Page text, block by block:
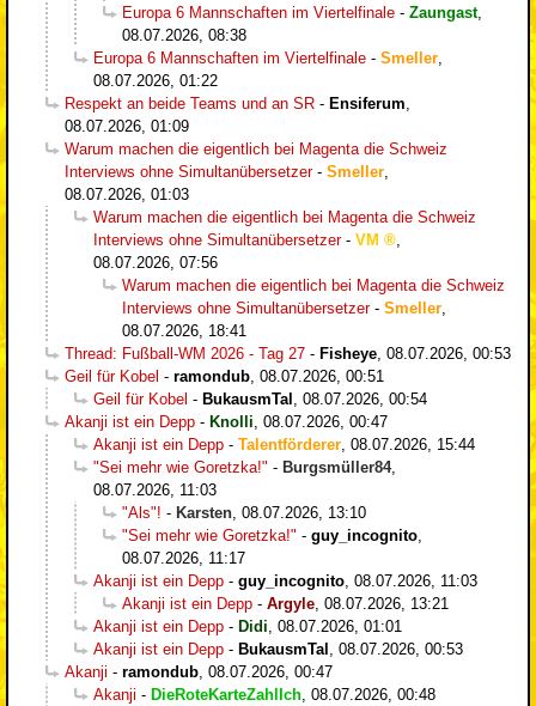
Europa 6 Mannschaften im Viertelfinale - Zaungast,
08.07.2026, 08:38
Europa 6 Mannschaften im Viertelfinale - Smeller
08.07.2026, 01:22
Respekt an beide Teams und an SR - Ensiferum
08.07.2026, 01:09
Warum machen die eigentlich bei Magenta die Schweiz
Interviews ohne Simultanübersetzer- Smeller
08.07.2026, 01:03
Warum machen die eigentlich bei Magenta die Schweiz
Interviews ohne Simultanübersetzer- VM
08.07.2026, 07:56
Warum machen die eigentlich bei Magenta die Schweiz
Interviews ohne Simultanübersetzer- Smeller
08.07.2026, 18:41
Thread: Fußball-WM 2026 - Tag 27 - Fisheye 08.07.2026, 00:53
Geil für Kobel - ramondub 08.07.2026, 00:51
Geil für Kobel - BukausmTal
08.07.2026, 00:54
Akanji ist ein Depp - Knolli 08.07.2026, 00:47
Akanji ist ein Depp - Talentförderer 08.07.2026, 15:44
"Sei mehr wie Goretzka!" - Burgsmüller84,
08.07.2026, 11:03
"Als"! - Karsten 08.07.2026, 13:10
"Sei mehr wie Goretzka!" - guy_incognito
08.07.2026, 11:17
Akanji ist ein Depp - guy_incognito 08.07.2026, 11:03
Akanji ist ein Depp - Argyle 08.07.2026, 13:21
Akanji ist ein Depp - Didi 08.07.2026, 01:01
Akanji ist ein Depp - BukausmTal
08.07.2026, 00:53
Akanji - ramondub 08.07.2026, 00:47
Akanji - DieRoteKarteZahlIch 08.07.2026, 00:48